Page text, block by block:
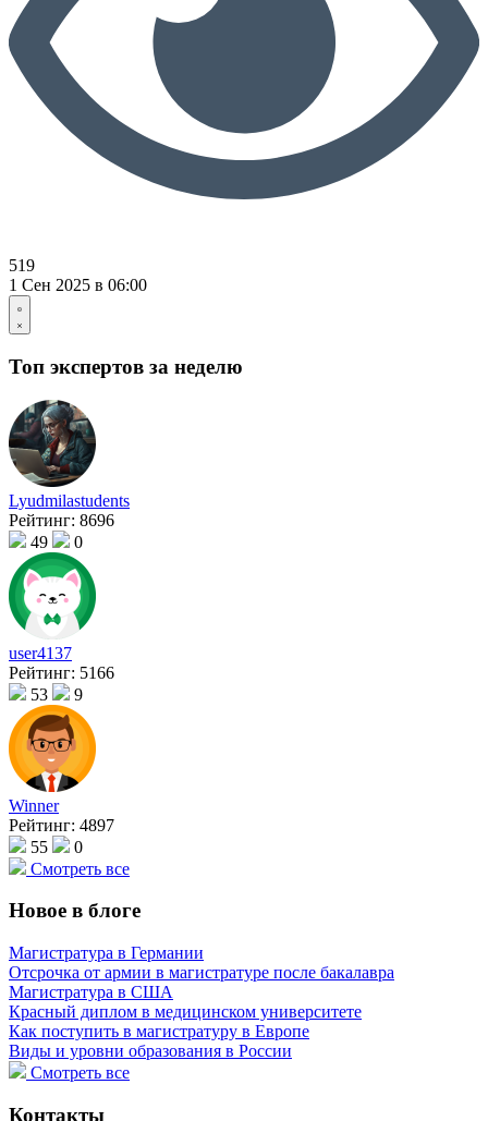
519
1 Сен 2025 в 06:00
Топ экспертов за неделю
Lyudmilastudents
Рейтинг: 8696
49
0
user4137
Рейтинг: 5166
53
9
Winner
Рейтинг: 4897
55
0
Смотреть все
Новое в блоге
Магистратура в Германии
Отсрочка от армии в магистратуре после бакалавра
Магистратура в США
Красный диплом в медицинском университете
Как поступить в магистратуру в Европе
Виды и уровни образования в России
Смотреть все
Контакты